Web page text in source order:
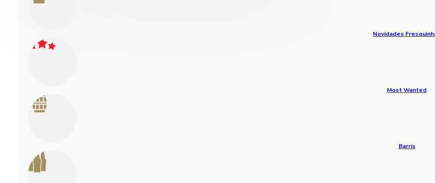
Novidades
Most Wanted
Barris